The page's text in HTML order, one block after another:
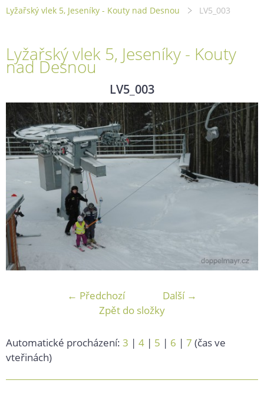
Lyžařský vlek 5, Jeseníky - Kouty nad Desnou
LV5_003
Lyžařský vlek 5, Jeseníky - Kouty
nad Desnou
LV5_003
← Předchozí
Další →
Zpět do složky
Automatické procházení: 3 | 4 | 5 | 6 | 7 (čas ve
vteřinách)